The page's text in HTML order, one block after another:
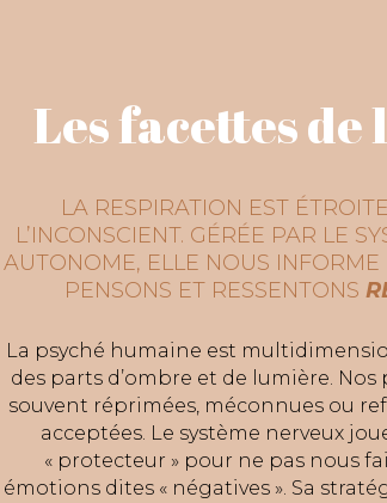
Les facettes de
LA RESPIRATION EST
L’INCONSCIENT. GÉRÉE PAR LE
AUTONOME, ELLE NOUS
PENSONS ET RESSENTONS
La psyché humaine est
des parts d’ombre et de lumière. Nos
souvent réprimées, méconnues ou
acceptées. Le système nerveux
« protecteur » pour ne pas nous
émotions dites « négatives ». Sa